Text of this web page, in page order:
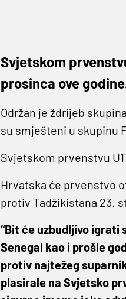
Svjetskom
prosinca ove
Održan je ždrijeb
su smješteni u skupinu
Svjetskom prvenstvu
Hrvatska će prvenstvo
protiv Tadžikistana 23.
“Bit će uzbudljivo
Senegal kao i prošle
protiv najtežeg
plasirale na Svjetsko